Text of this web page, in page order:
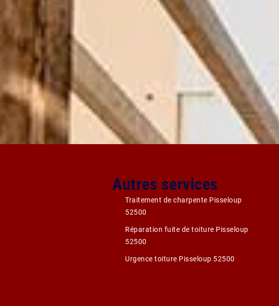
Autres services
Traitement de charpente Pisseloup
52500
Réparation fuite de toiture Pisseloup
52500
Urgence toiture Pisseloup 52500